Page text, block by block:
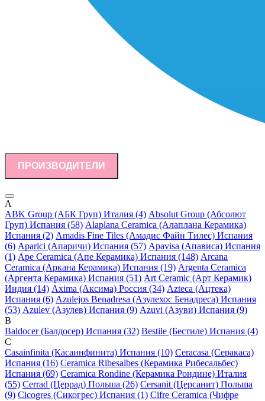
ПРОИЗВОДИТЕЛИ
A
ABK Group (АБК Груп) Италия (4) Absolut Group (Абсолют
Груп) Испания (58) Alaplana Ceramica (Алаплана Керамика)
Испания (2) Amadis Fine Tiles (Амадис Файн Тилес) Испания
(6) Aparici (Апаричи) Испания (57) Apavisa (Апависа) Испания
(1) Ape Ceramica (Апе Керамика) Испания (148) Arcana
Ceramica (Аркана Керамика) Испания (19) Argenta Ceramica
(Аргента Керамика) Испания (51) Art Ceramic (Арт Керамик)
Индия (14) Axima (Аксима) Россия (34) Azteca (Ацтека)
Испания (6) Azulejos Benadresa (Азулехос Бенадреса) Испания
(53) Azulev (Азулев) Испания (9) Azuvi (Азуви) Испания (9)
B
Baldocer (Балдосер) Испания (32) Bestile (Бестиле) Испания (4)
C
Casainfinita (Касаинфинита) Испания (10) Ceracasa (Серакаса)
Испания (16) Ceramica Ribesalbes (Керамика Рибесальбес)
Испания (69) Ceramica Rondine (Керамика Рондине) Италия
(55) Cerrad (Церрад) Польша (26) Cersanit (Церсанит) Польша
(9) Cicogres (Сикогрес) Испания (1) Cifre Ceramica (Чифре